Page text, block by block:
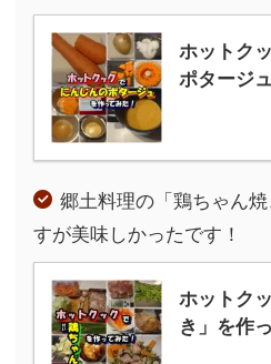
ホットク
ポタージ
郷土料理の「鶏ちゃん
すが美味しかったです！
ホットク
き」を作